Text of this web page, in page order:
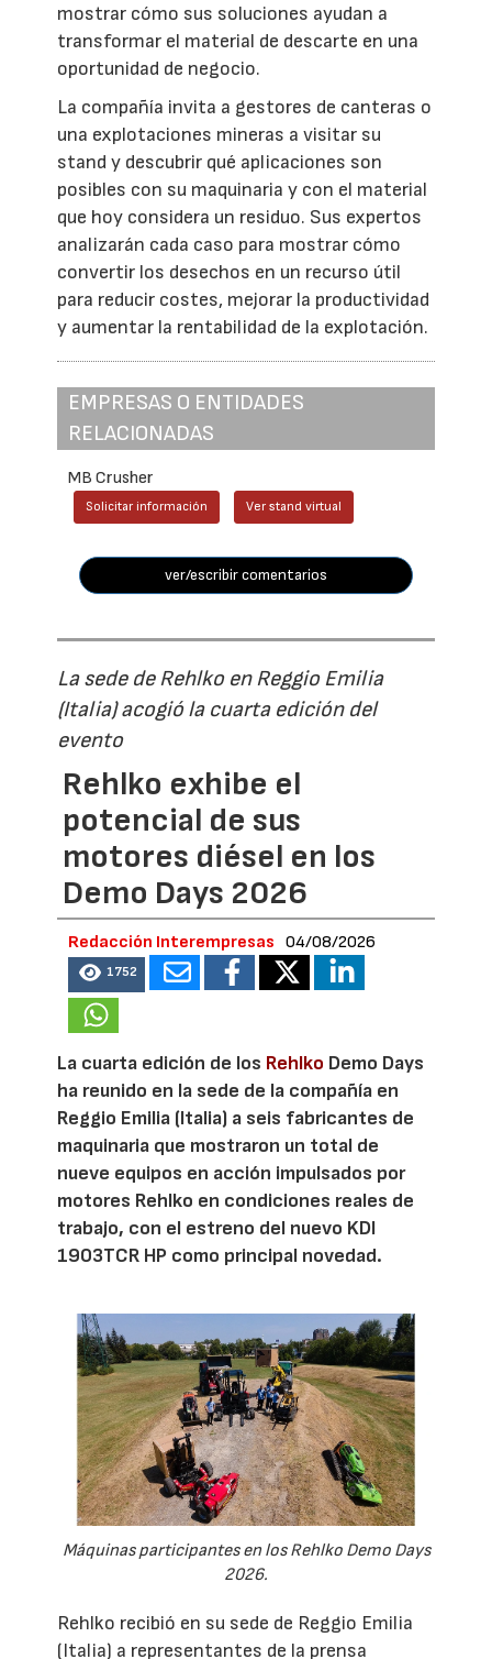
mostrar cómo sus soluciones ayudan a
transformar el material de descarte en una
oportunidad de negocio.
La compañía invita a gestores de canteras o
una explotaciones mineras a visitar su
stand y descubrir qué aplicaciones son
posibles con su maquinaria y con el material
que hoy considera un residuo. Sus expertos
analizarán cada caso para mostrar cómo
convertir los desechos en un recurso útil
para reducir costes, mejorar la productividad
y aumentar la rentabilidad de la explotación.
EMPRESAS O ENTIDADES
RELACIONADAS
MB Crusher
Solicitar información Ver stand virtual
ver/escribir comentarios
La sede de Rehlko en Reggio Emilia
(Italia) acogió la cuarta edición del
evento
Rehlko exhibe el
potencial de sus
motores diésel en los
Demo Days 2026
Redacción Interempresas 04/08/2026
1752
La cuarta edición de los Rehlko Demo Days
ha reunido en la sede de la compañía en
Reggio Emilia (Italia) a seis fabricantes de
maquinaria que mostraron un total de
nueve equipos en acción impulsados por
motores Rehlko en condiciones reales de
trabajo, con el estreno del nuevo KDI
1903TCR HP como principal novedad.
Máquinas participantes en los Rehlko Demo Days
2026.
Rehlko recibió en su sede de Reggio Emilia
(Italia) a representantes de la prensa